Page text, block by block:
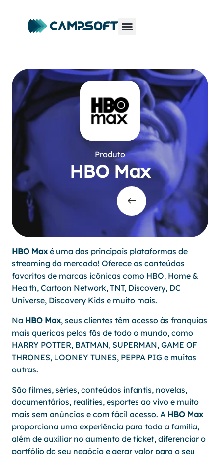
Produto
HBO Max
HBO Maxé uma das principais plataformas de
streaming do mercado! Oferece os conteúdos
favoritos de marcas icônicas como HBO, Home &
Health, Cartoon Network, TNT, Discovery, DC
Universe, Discovery Kids e muito mais.
Na HBO Max, seus clientes têm acesso às franquias
mais queridas pelos fãs de todo o mundo, como
HARRY POTTER, BATMAN, SUPERMAN, GAME OF
THRONES, LOONEY TUNES, PEPPA PIG e muitas
outras.
São filmes, séries, conteúdos infantis, novelas,
documentários, realities, esportes ao vivo e muito
mais sem anúncios e com fácil acesso. A HBO Max
proporciona uma experiência para toda a família,
além de auxiliar no aumento de ticket, diferenciar o
portfólio do seu negócio e gerar valor para o seu